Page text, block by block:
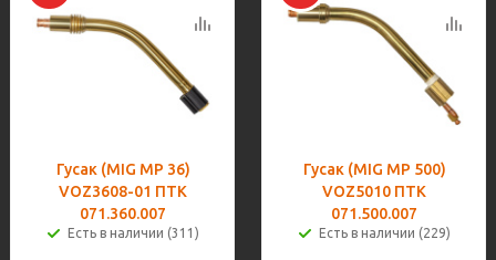
Гусак (MIG MP 36)
VOZ3608-01 ПТК
071.360.007
Есть в наличии (311)
Гусак (MIG MP 500)
VOZ5010 ПТК
071.500.007
Есть в наличии (229)